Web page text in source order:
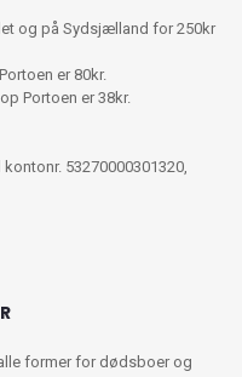
og på Sydsjælland for 250kr
er 80kr.
Portoen er 38kr.
53270000301320,
former for dødsboer og